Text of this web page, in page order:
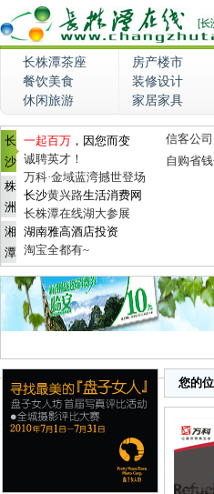
长株潭茶座 房产楼市
餐饮美食
装修设计
休闲旅游
家居家具
长
沙
株
洲
湘
潭
一起百万 ，因您而变
诚聘英才！
万科·金域蓝湾撼世登场
长沙黄兴路生活消费网
长株潭在线湖大参展
湖南雅高酒店投资
淘宝全都有~
信客公司
自购省
您的